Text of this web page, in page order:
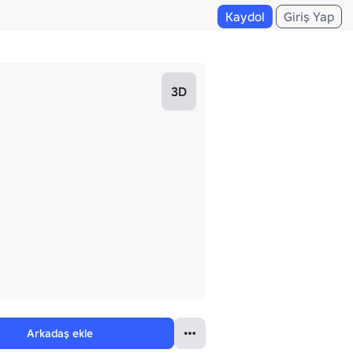
Kaydol Giriş Yap
3D
Arkadaş ekle